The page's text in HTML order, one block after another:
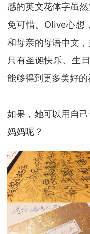
感的英文花体字虽
免可惜。Olive心想
和母亲的母语中文
只有圣诞快乐、生
能够得到更多美好的
如果，她可以用自
妈妈呢？